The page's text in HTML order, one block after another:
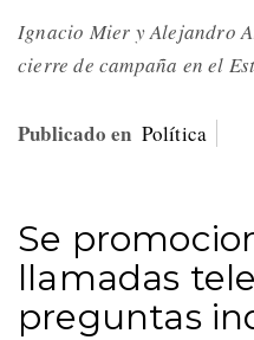
Ignacio Mier y Alejandro
cierre de campaña en el
Publicado en Política
Se
llamadas
preguntas